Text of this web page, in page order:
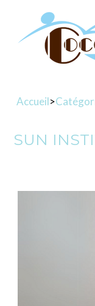
Accueil>
SUN